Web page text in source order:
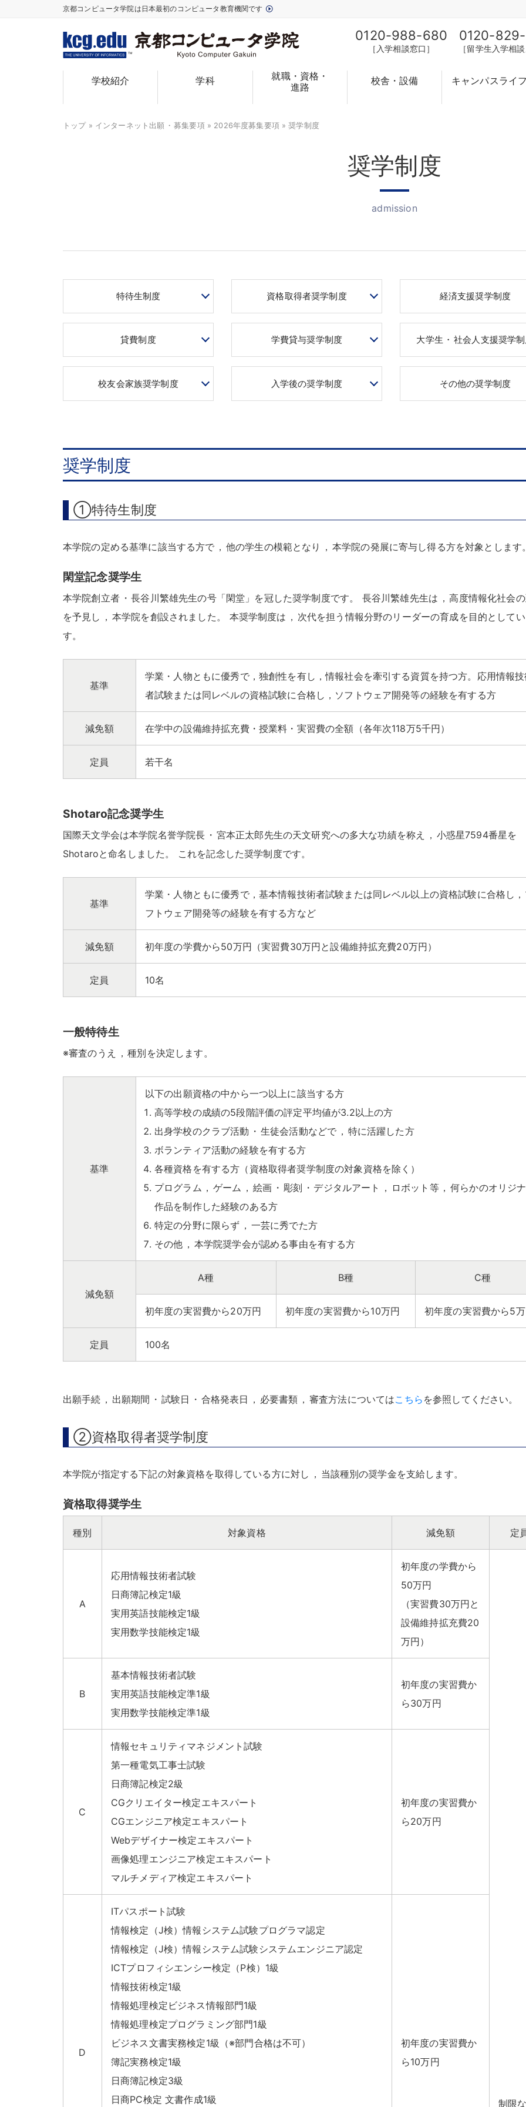
京都コンピュータ学院は日本最初のコンピュータ教育機関です
TM
0120-988-680
［入学相談窓口］
0120-
［留学生入学相
学校紹介 学科
就職・資格・
進路
校舎・設備 キャンパスライ
トップ» インターネット出願 ・ 募集要項» 2026年度募集要項» 奨学制度
奨学制度
admission
特待生制度 資格取得者奨学制度 経済支援奨学制度
貸費制度 学費貸与奨学制度 大学生 ・ 社会人支援奨学
校友会家族奨学制度 入学後の奨学制度 その他の奨学制度
奨学制度
①特待生制度
本学院の定める基準に該当する方で ， 他の学生の模範となり ， 本学院の発展に寄与し得る方を対象とします
閑堂記念奨学生
本学院創立者 ・ 長谷川繁雄先生の号「閑堂」を冠した奨学制度です。 長谷川繁雄先生は ， 高度情報化社会
を予見し ， 本学院を創設されました。 本奨学制度は ， 次代を担う情報分野のリーダーの育成を目的として
す。
基準
学業・人物ともに優秀で，独創性を有し，情報社会を牽引する資質を持つ方。応用情報
者試験または同レベルの資格試験に合格し，ソフトウェア開発等の経験を有する方
減免額 在学中の設備維持拡充費・授業料・実習費の全額（各年次118万5千円）
定員 若干名
Shotaro記念奨学生
国際天文学会は本学院名誉学院長 ・ 宮本正太郎先生の天文研究への多大な功績を称え ， 小惑星7594番星を
Shotaroと命名しました。 これを記念した奨学制度です。
基準
学業・人物ともに優秀で，基本情報技術者試験または同レベル以上の資格試験に合格し
フトウェア開発等の経験を有する方など
減免額 初年度の学費から50万円（実習費30万円と設備維持拡充費20万円）
定員 10名
一般特待生
※審査のうえ ， 種別を決定します。
基準
以下の出願資格の中から一つ以上に該当する方
高等学校の成績の5段階評価の評定平均値が3.2以上の方
出身学校のクラブ活動 ・ 生徒会活動などで ， 特に活躍した方
ボランティア活動の経験を有する方
各種資格を有する方（資格取得者奨学制度の対象資格を除く）
プログラム ， ゲーム ， 絵画 ・ 彫刻 ・ デジタルアート ， ロボット等 ， 何らかのオリジ
作品を制作した経験のある方
特定の分野に限らず ， 一芸に秀でた方
その他 ， 本学院奨学会が認める事由を有する方
減免額
A種 B種 C種
初年度の実習費から20万円 初年度の実習費から10万円 初年度の実習費から5
定員 100名
出願手続 ， 出願期間 ・ 試験日 ・ 合格発表日 ， 必要書類 ， 審査方法についてはこちら を参照してください。
②資格取得者奨学制度
本学院が指定する下記の対象資格を取得している方に対し ， 当該種別の奨学金を支給します。
資格取得奨学生
種別 対象資格 減免額 定
A
応用情報技術者試験
日商簿記検定1級
実用英語技能検定1級
実用数学技能検定1級
初年度の学費から
50万円
（実習費30万円と
設備維持拡充費20
万円）
制限
B
基本情報技術者試験
実用英語技能検定準1級
実用数学技能検定準1級
初年度の実習費か
ら30万円
C
情報セキュリティマネジメント試験
第一種電気工事士試験
日商簿記検定2級
CGクリエイター検定エキスパート
CGエンジニア検定エキスパート
Webデザイナー検定エキスパート
画像処理エンジニア検定エキスパート
マルチメディア検定エキスパート
初年度の実習費か
ら20万円
D
ITパスポート試験
情報検定（J検）情報システム試験プログラマ認定
情報検定（J検）情報システム試験システムエンジニア認定
ICTプロフィシエンシー検定（P検）1級
情報技術検定1級
情報処理検定ビジネス情報部門1級
情報処理検定プログラミング部門1級
ビジネス文書実務検定1級（※部門合格は不可）
簿記実務検定1級
日商簿記検定3級
日商PC検定 文書作成1級
初年度の実習費か
ら10万円